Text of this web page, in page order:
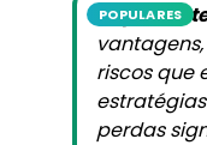
POPULARES
riscos que
perdas